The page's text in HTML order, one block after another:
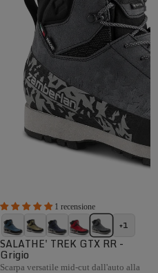
1 recensione
+1
SALATHE' TREK GTX RR -
Grigio
Scarpa versatile mid-cut dall'auto alla